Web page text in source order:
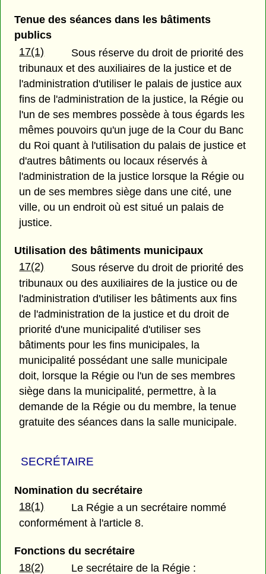
Tenue des séances dans les bâtiments
publics
17(1)
Sous réserve du droit de priorité des
tribunaux et des auxiliaires de la justice et de
l'administration d'utiliser le palais de justice aux
fins de l'administration de la justice, la Régie ou
l'un de ses membres possède à tous égards les
mêmes pouvoirs qu'un juge de la Cour du Banc
du Roi quant à l'utilisation du palais de justice et
d'autres bâtiments ou locaux réservés à
l'administration de la justice lorsque la Régie ou
un de ses membres siège dans une cité, une
ville, ou un endroit où est situé un palais de
justice.
Utilisation des bâtiments municipaux
17(2)
Sous réserve du droit de priorité des
tribunaux ou des auxiliaires de la justice ou de
l'administration d'utiliser les bâtiments aux fins
de l'administration de la justice et du droit de
priorité d'une municipalité d'utiliser ses
bâtiments pour les fins municipales, la
municipalité possédant une salle municipale
doit, lorsque la Régie ou l'un de ses membres
siège dans la municipalité, permettre, à la
demande de la Régie ou du membre, la tenue
gratuite des séances dans la salle municipale.
SECRÉTAIRE
Nomination du secrétaire
18(1)
La Régie a un secrétaire nommé
conformément à l'article 8.
Fonctions du secrétaire
18(2)
Le secrétaire de la Régie :